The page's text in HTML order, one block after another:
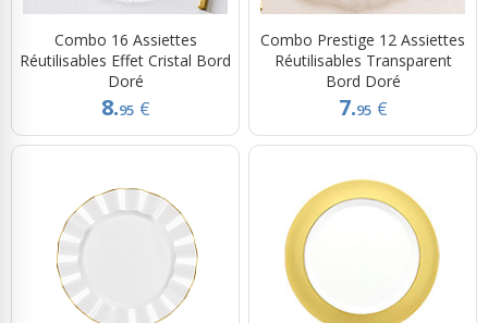
Combo 16 Assiettes
Réutilisables Effet Cristal Bord
Doré
8.95 €
Combo Prestige 12 Assiettes
Réutilisables Transparent
Bord Doré
7.95 €